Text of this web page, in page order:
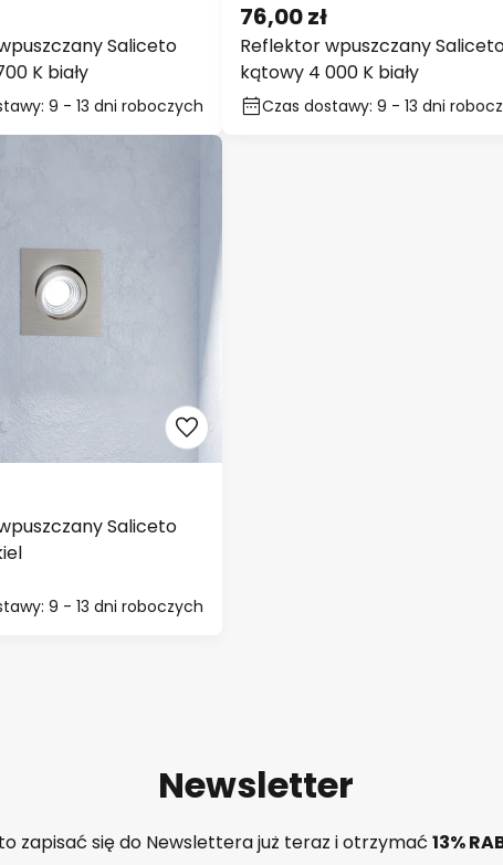
Saliceto
K biały
9 - 13 dni roboczych
Reflektor wpuszczany
kątowy 4 000 K biały
76,00 zł
Czas dostawy: 9 - 13 dni
Saliceto
9 - 13 dni roboczych
Newsletter
zapisać się do Newslettera już teraz i otrzymać 13%